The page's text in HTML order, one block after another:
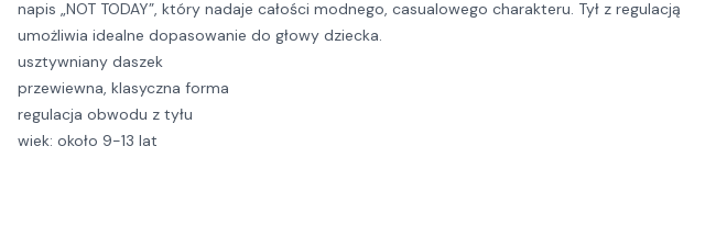
napis „NOT TODAY”, który nadaje całości modnego, casualowego charakteru. Tył z regulacją
umożliwia idealne dopasowanie do głowy dziecka.
usztywniany daszek
przewiewna, klasyczna forma
regulacja obwodu z tyłu
wiek: około 9-13 lat